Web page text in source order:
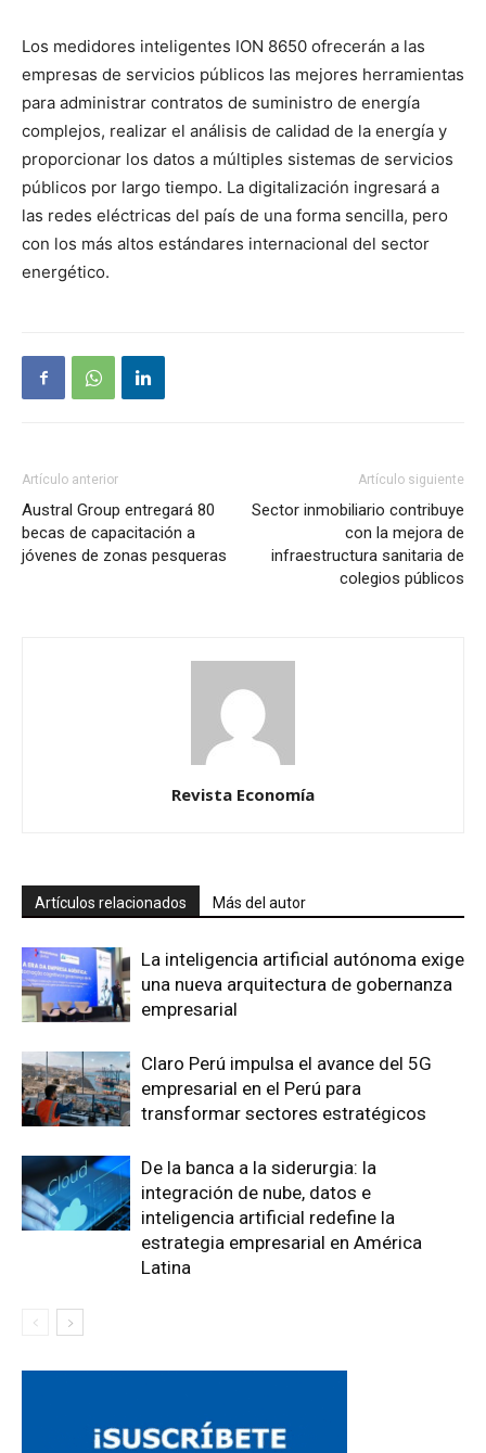
Los medidores inteligentes ION 8650 ofrecerán a las
empresas de servicios públicos las mejores herramientas
para administrar contratos de suministro de energía
complejos, realizar el análisis de calidad de la energía y
proporcionar los datos a múltiples sistemas de servicios
públicos por largo tiempo. La digitalización ingresará a
las redes eléctricas del país de una forma sencilla, pero
con los más altos estándares internacional del sector
energético.
Artículo anterior
Austral Group entregará 80
becas de capacitación a
jóvenes de zonas pesqueras
Artículo siguiente
Sector inmobiliario contribuye
con la mejora de
infraestructura sanitaria de
colegios públicos
Revista Economía
Artículos relacionados Más del autor
La inteligencia artificial autónoma exige
una nueva arquitectura de gobernanza
empresarial
Claro Perú impulsa el avance del 5G
empresarial en el Perú para
transformar sectores estratégicos
De la banca a la siderurgia: la
integración de nube, datos e
inteligencia artificial redefine la
estrategia empresarial en América
Latina